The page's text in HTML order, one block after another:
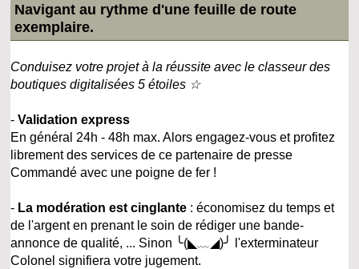
Navigant au rythme d'une feuille de route
exemplaire.
Conduisez votre projet à la réussite avec le classeur des
boutiques digitalisées 5 étoiles ☆
-Validation express
En général 24h - 48h max. Alors engagez-vous et profitez
librement des services de ce partenaire de presse
Commandé avec une poigne de fer !
- La modération est cinglante : économisez du temps et
de l'argent en prenant le soin de rédiger une bande-
annonce de qualité, ... Sinon ╰(◣﹏◢)╯ l'exterminateur
Colonel signifiera votre jugement.